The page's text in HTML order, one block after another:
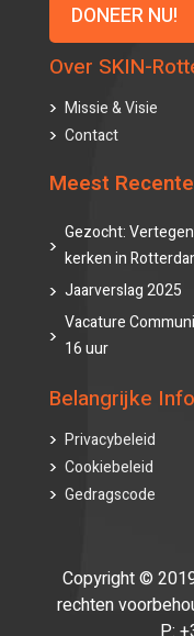
DONEER NU!
Over SKIN-
Missie & Visie
Contact
Meest
Gezocht:
kerken in
Jaarverslag 2025
Vacature
16 uur
Belangrijke
Privacybeleid
Cookiebeleid
Gedragscode
Copyright ©
rechten